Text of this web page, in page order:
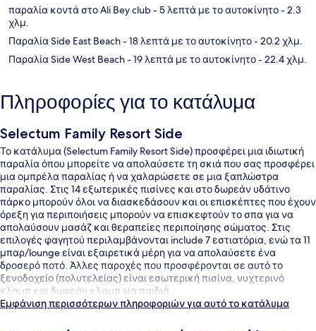
παραλία κοντά στο Ali Bey club- 5 λεπτά με το αυτοκίνητο- 2.3
χλμ.
Παραλία Side East Beach- 18 λεπτά με το αυτοκίνητο- 20.2 χλμ.
Παραλία Side West Beach- 19 λεπτά με το αυτοκίνητο- 22.4 χλμ.
Πληροφορίες για το κατάλυμα
Selectum Family Resort Side
Το κατάλυμα (Selectum Family Resort Side) προσφέρει μια ιδιωτική
παραλία όπου μπορείτε να απολαύσετε τη σκιά που σας προσφέρει
μια ομπρέλα παραλίας ή να χαλαρώσετε σε μια ξαπλώστρα
παραλίας. Στις 14 εξωτερικές πισίνες και στο δωρεάν υδάτινο
πάρκο μπορούν όλοι να διασκεδάσουν και οι επισκέπτες που έχουν
όρεξη για περιποιήσεις μπορούν να επισκεφτούν το σπα για να
απολαύσουν μασάζ και θεραπείες περιποίησης σώματος. Στις
επιλογές φαγητού περιλαμβάνονται include 7 εστιατόρια, ενώ τα 11
μπαρ/lounge είναι εξαιρετικά μέρη για να απολαύσετε ένα
δροσερό ποτό. Άλλες παροχές που προσφέρονται σε αυτό το
ξενοδοχείο (πολυτελείας) είναι εσωτερική πισίνα, νυχτερινό
κλαμπ και δωρεάν κλαμπ για παιδιά.
Εμφάνιση περισσότερων πληροφοριών για αυτό το κατάλυμα